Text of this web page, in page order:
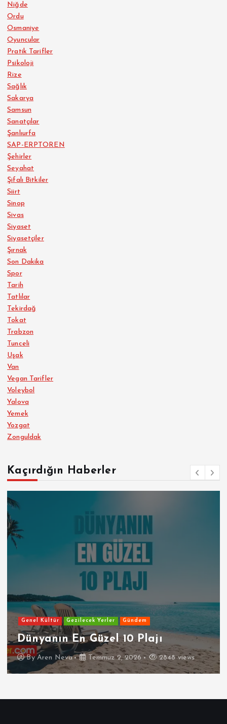
Niğde
Ordu
Osmaniye
Oyuncular
Pratik Tarifler
Psikoloji
Rize
Sağlık
Sakarya
Samsun
Sanatçılar
Şanlıurfa
SAP-ERPTOREN
Şehirler
Seyahat
Şifalı Bitkiler
Siirt
Sinop
Sivas
Siyaset
Siyasetçiler
Şırnak
Son Dakika
Spor
Tarih
Tatlılar
Tekirdağ
Tokat
Trabzon
Tunceli
Uşak
Van
Vegan Tarifler
Voleybol
Yalova
Yemek
Yozgat
Zonguldak
Kaçırdığın Haberler
Genel Kültür Gezilecek Yerler Gündem
Dünyanın En Güzel 10 Plajı
ByAren Neva Temmuz 2, 2026 2848 views